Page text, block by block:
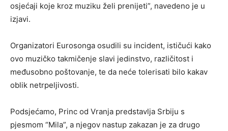
osjećaji koje kroz muziku želi prenijeti”, navedeno je u
izjavi.
Organizatori Eurosonga osudili su incident, ističući kako
ovo muzičko takmičenje slavi jedinstvo, različitost i
međusobno poštovanje, te da neće tolerisati bilo kakav
oblik netrpeljivosti.
Podsjećamo, Princ od Vranja predstavlja Srbiju s
pjesmom “Mila”, a njegov nastup zakazan je za drugo